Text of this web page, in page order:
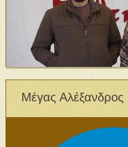
Μέγας Αλέξανδρος